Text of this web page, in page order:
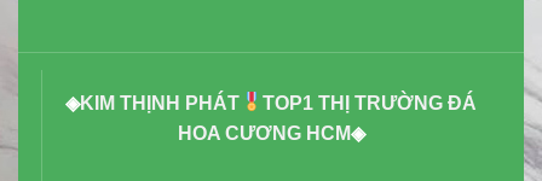
◈KIM THỊNH PHÁT
TOP1 THỊ TRƯỜNG ĐÁ
HOA CƯƠNG HCM◈